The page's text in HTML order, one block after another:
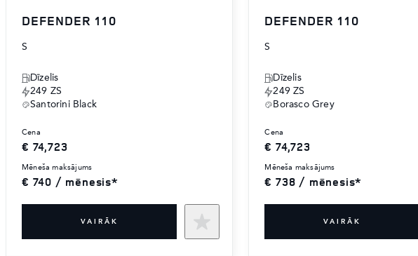
DEFENDER 110
S
Dīzelis
249 ZS
Santorini Black
cena
€ 74,723
mēneša maksājums
€ 740 / mēnesis*
VAIRĀK
DEFENDER 110
S
Dīzelis
249 ZS
Borasco Grey
cena
€ 74,723
mēneša maksājums
€ 738 / mēnesis*
VAIRĀK